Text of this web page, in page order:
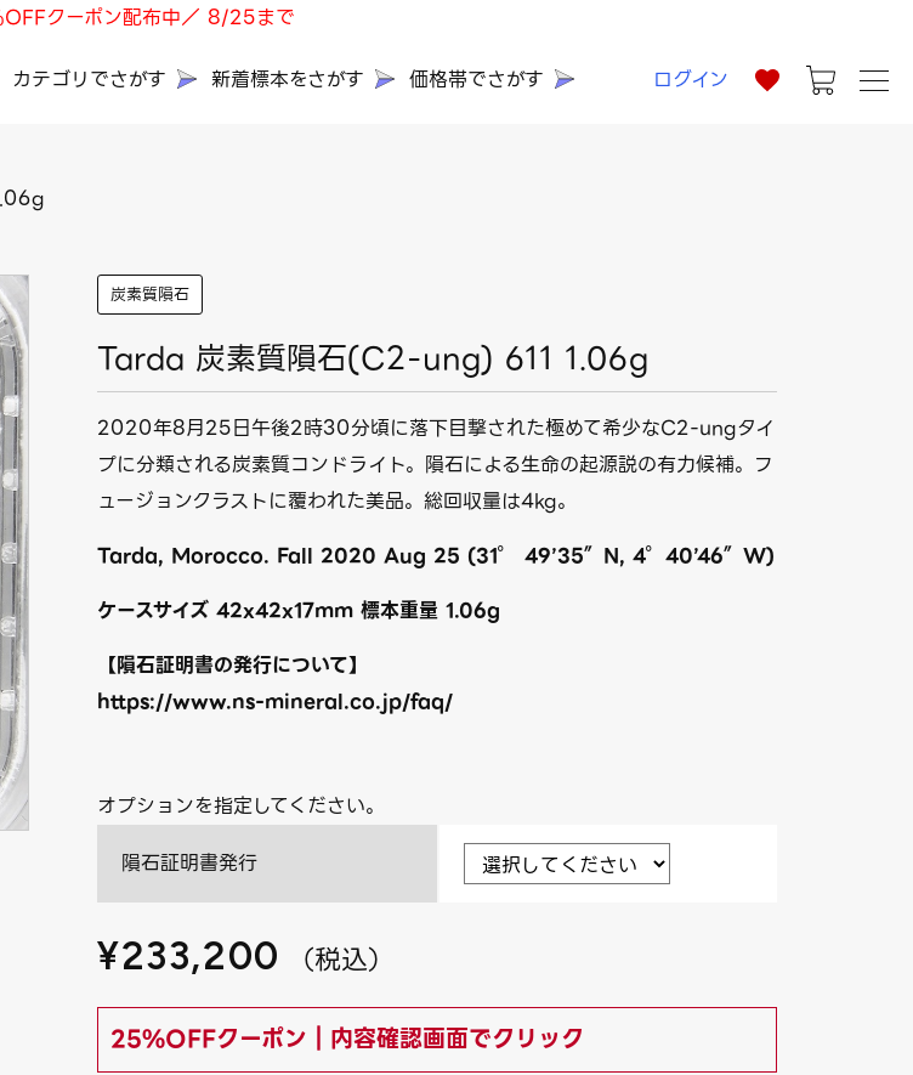
クーポン配布中／ 8/25まで
カテゴリでさがす 新着標本をさがす 価格帯でさがす ログイン
炭素質隕石
Tarda 炭素質隕石(C2-ung) 611 1.06g
2020年8月25日午後2時30分頃に落下目撃された極めて希少なC2-ungタイ
プに分類される炭素質コンドライト。隕石による生命の起源説の有力候補。フ
ュージョンクラストに覆われた美品。総回収量は4kg。
Tarda, Morocco. Fall 2020 Aug 25 (31° 49’35″N, 4°40’46″W)
ケースサイズ 42x42x17mm 標本重量 1.06g
【隕石証明書の発行について】
https://www.ns-mineral.co.jp/faq/
オプションを指定してください。
隕石証明書発行
¥233,200 （税込）
25%OFFクーポン｜内容確認画面でクリック